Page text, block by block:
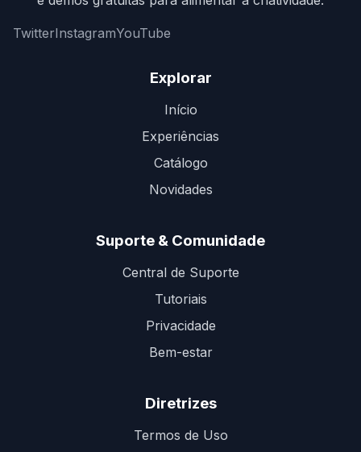
TwitterInstagramYouTube
Explorar
Início
Experiências
Catálogo
Novidades
Suporte & Comunidade
Central de Suporte
Tutoriais
Privacidade
Bem-estar
Diretrizes
Termos de Uso